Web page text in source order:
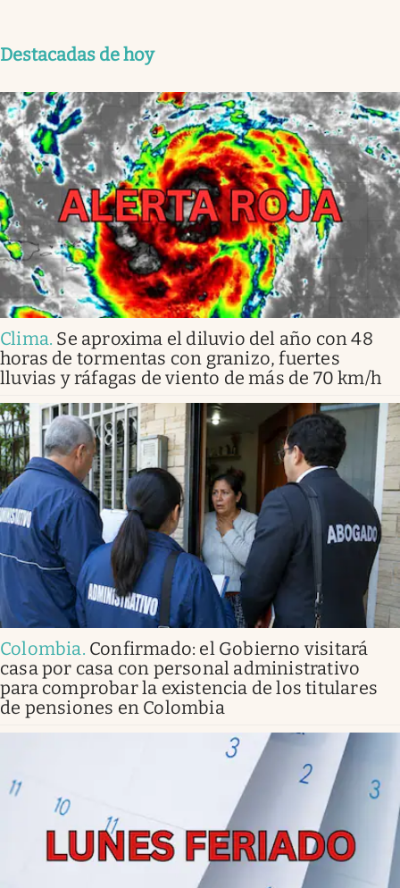
Destacadas de hoy
Clima. Se aproxima el diluvio del año con 48
horas de tormentas con granizo, fuertes
lluvias y ráfagas de viento de más de 70 km/h
Colombia. Confirmado: el Gobierno visitará
casa por casa con personal administrativo
para comprobar la existencia de los titulares
de pensiones en Colombia